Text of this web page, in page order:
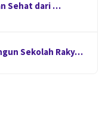
Sehat dari …
Sekolah Raky…